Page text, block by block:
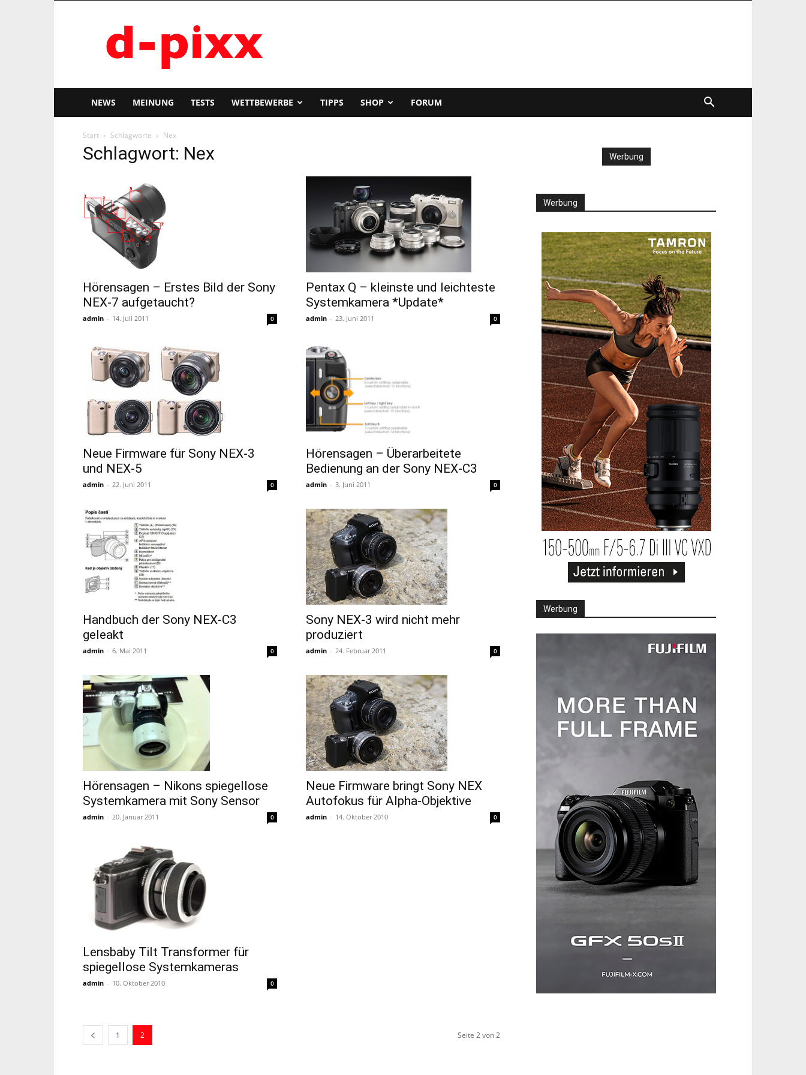
pixx
NEWS MEINUNG TESTS WETTBEWERBE TIPPS SHOP FORUM
Start Schlagworte Nex
Schlagwort: Nex
Hörensagen – Erstes Bild der Sony
NEX-7 aufgetaucht?
admin - 14. Juli 2011 0
Pentax Q – kleinste und leichteste
Systemkamera *Update*
admin - 23. Juni 2011 0
Neue Firmware für Sony NEX-3
und NEX-5
admin - 22. Juni 2011 0
Hörensagen – Überarbeitete
Bedienung an der Sony NEX-C3
admin - 3. Juni 2011 0
Handbuch der Sony NEX-C3
geleakt
admin - 6. Mai 2011 0
Sony NEX-3 wird nicht mehr
produziert
admin - 24. Februar 2011 0
Hörensagen – Nikons spiegellose
Systemkamera mit Sony Sensor
admin - 20. Januar 2011 0
Neue Firmware bringt Sony NEX
Autofokus für Alpha-Objektive
admin - 14. Oktober 2010 0
Lensbaby Tilt Transformer für
spiegellose Systemkameras
admin - 10. Oktober 2010 0
1 2 Seite 2 von 2
Werbung
Werbung
Werbung